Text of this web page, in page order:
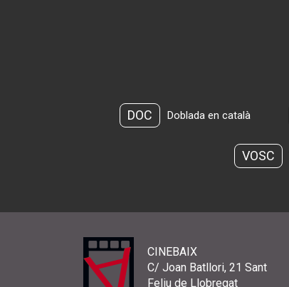
DOC Doblada en català
VOSC
CINEBAIX
C/ Joan Batllori, 21 Sant
Feliu de Llobregat